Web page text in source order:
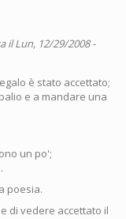
il Lun, 12/29/2008 -
è stato accettato;
e a mandare una
un po';
poesia.
di vedere accettato il